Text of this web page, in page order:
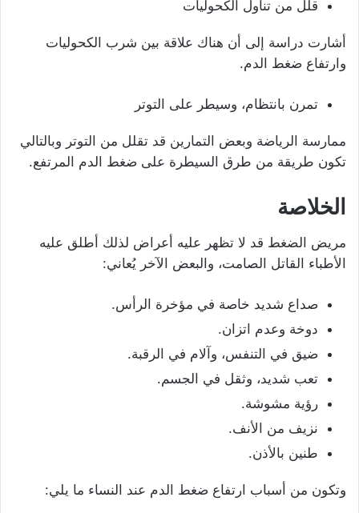
قلل من تناول الكحوليات
أشارت دراسة إلى أن هناك علاقة بين شرب الكحوليات
وارتفاع ضغط الدم.
تمرن بانتظام، وسيطر على التوتر
ممارسة الرياضة وبعض التمارين قد تقلل من التوتر وبالتالي
تكون طريقة من طرق السيطرة على ضغط الدم المرتفع.
الخلاصة
مريض الضغط قد لا تظهر عليه أعراض لذلك أطلق عليه
الأطباء القاتل الصامت، والبعض الآخر يُعاني:
صداع شديد خاصة في مؤخرة الرأس.
دوخة وعدم اتزان.
ضيق في التنفس، وآلام في الرقبة.
تعب شديد، وثقل في الجسم.
رؤية مشوشة.
نزيف من الأنف.
طنين بالأذن.
وتكون من أسباب ارتفاع ضغط الدم عند النساء ما يلي: